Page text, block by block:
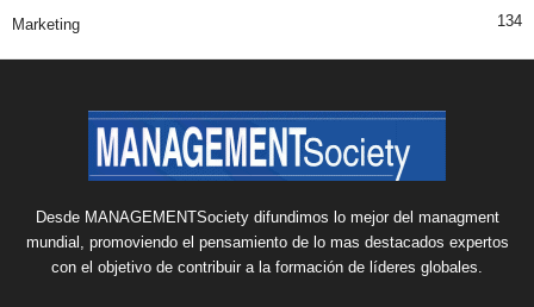
Marketing 134
Desde MANAGEMENTSociety difundimos lo mejor del managment
mundial, promoviendo el pensamiento de lo mas destacados expertos
con el objetivo de contribuir a la formación de líderes globales.